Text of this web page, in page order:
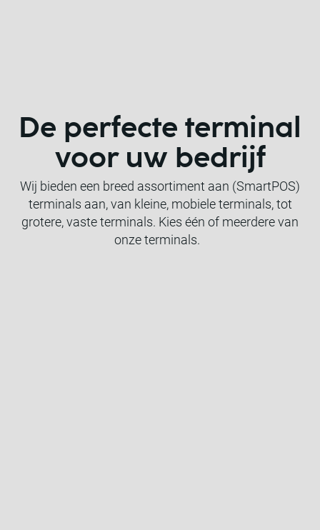
De perfecte terminal
voor uw bedrijf
Wij bieden een breed assortiment aan (SmartPOS)
terminals aan, van kleine, mobiele terminals, tot
grotere, vaste terminals. Kies één of meerdere van
onze terminals.